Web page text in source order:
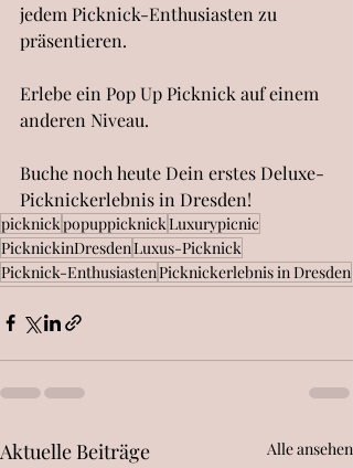
jedem Picknick-Enthusiasten zu
präsentieren.
Erlebe ein Pop Up Picknick auf einem
anderen Niveau.
Buche noch heute Dein erstes Deluxe-
Picknickerlebnis in Dresden!
picknickpopuppicknickLuxurypicnic
PicknickinDresdenLuxus-Picknick
Picknick-EnthusiastenPicknickerlebnis in Dresden
Aktuelle Beiträge Alle ansehen